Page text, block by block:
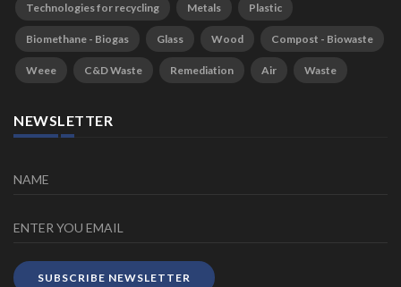
Technologies for recycling Metals Plastic
Biomethane - Biogas Glass Wood Compost - Biowaste
Weee C&D Waste Remediation Air Waste
NEWSLETTER
SUBSCRIBE NEWSLETTER